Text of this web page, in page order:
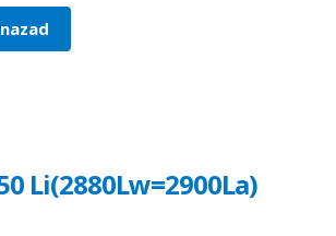
Li(2880Lw=2900La)